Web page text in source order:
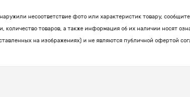
несоответствие фото или характеристик товару,
товаров, а также информация об их наличии носят
на изображениях) и не являются публичной офертой